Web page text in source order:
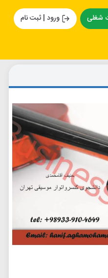
شغلی ورود | ثبت نام